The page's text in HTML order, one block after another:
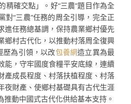
確交點」。好“三農”題目作為全
“三農”任務的周全引導，完全正
進任務總基調，保持農業鄉村優先
鄉村古代化，以推動村落周全復興
歷為引領，以改包養網造立異為最
能，守牢國度食糧平安底線，連續
產成長程度、村落扶植程度、村落
夜財產、使鄉村基礎具有古代生涯
動中國式古代化供給基本支持。